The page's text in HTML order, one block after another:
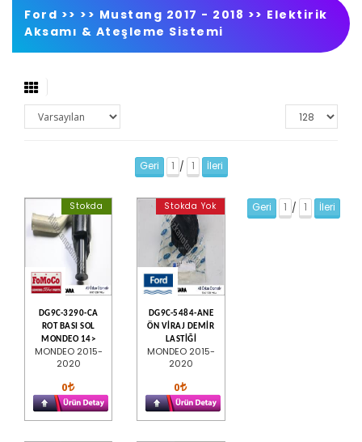
Ford >> >> Mustang 2017 - 2018 >> Elektirik
Aksamı & Ateşleme Sistemi
Geri 1 / 1 İleri
Stokda
DG9C-3290-CA
ROT BASI SOL
MONDEO 14>
MONDEO 2015-
2020
0
Stokda Yok
DG9C-5484-ANE
ÖN VİRAJ DEMİR
LASTİĞİ
MONDEO 2015-
2020
0
Geri 1 / 1 İleri